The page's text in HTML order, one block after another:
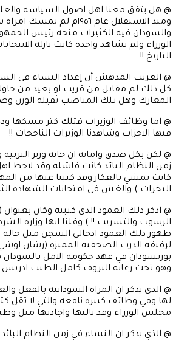
@ هل يتفق معنا اهل اصول السياسه
ومنذ الاستقلال عام ١٩٥٦م لم
والسودان فيه الكثيرات منحه رئيس
الوزراء ولم نشاهد واحده كانت نازله
التاريخ !!
@ الغريب المدهش أن إعداد النساء في
كل ذلك لم مقابل من قريب او بعيد من
المعارك وهل تلك المناصب ثقيله الوزن
@ اما وظائف الوزيرات فتلك كثر مسكها
فيها الاحزاب وشاهدنا الوزيرات الناجحات !!
@ لكن بكل صدق وامانه ان خانه وزير
زمن النظام البائد كانت فاشله وقد لاحظ
كانت تمشي بالعكاز وقد كتبنا عنها من
البخرات ) والغش في امتحانات الشهاده
@ اذكر ذلك العمود الذي كتبته وكان بعنوان (
الرسوب والتسريب !! ) وقلنا انها وزاره
ظهور ذلك العمود ادخالي السجن مثل
لرفيقه الدرب الصحفيه المميزه (رشان
بورتسودان في عهد حكومه الامل بالسودان
وهو تحت رعايه البروف كامل الطيب ادريس
@ الذي يذكر ان المراه السودانيه بالفعل
لها وفي وظائف كبيره نافعه والتي لا تقل
مجلس الوزراء وقد نالتها واجادتها مثل
@ الذي يذكر ان النساء في زمن النظام